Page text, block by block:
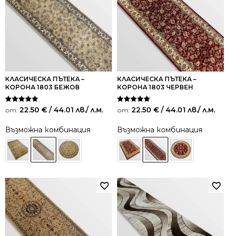
КЛАСИЧЕСКА ПЪТЕКА –
КОРОНА 1803 БЕЖОВ
Оценено на
5.00
от: 22.50 € / 44.01 лв./ л.м.
Възможна комбинация
КЛАСИЧЕСКА ПЪТЕКА –
КОРОНА 1803 ЧЕРВЕН
Оценено на
5.00
от: 22.50 € / 44.01 лв./ л.м.
Възможна комбинация